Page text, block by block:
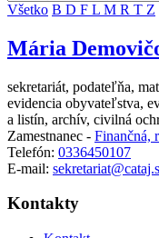
Všetko B D F L M R T Z
Mária
sekretariát, podateľňa,
evidencia obyvateľstva,
a listín, archív, civilná
Zamestnanec - Finančná,
Telefón: 0336450107
E-mail:
Kontakty